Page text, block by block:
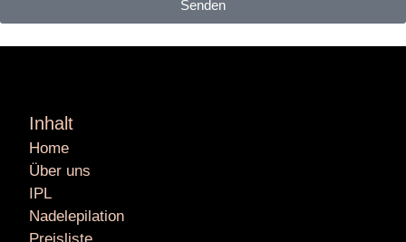
Senden
Inhalt
Home
Über uns
IPL
Nadelepilation